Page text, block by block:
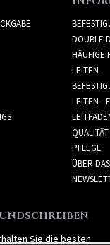
DOUBLE
HÄUFIGE
LEITEN -
LEITEN -
QUALITÄT
PFLEGE
ÜBER
Sie die besten